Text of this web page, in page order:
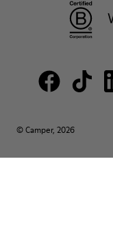
© Camper, 2026